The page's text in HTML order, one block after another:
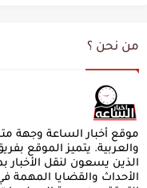
من نحن ؟
موقع أخبار الساعة وجهة
والعربية. يتميز الموقع
الذين يسعون لنقل
الأحداث والقضايا المهمة